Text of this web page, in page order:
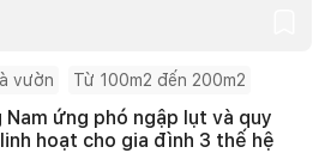
vườn Từ 100m2 đến 200m2
Nam ứng phó ngập lụt và quy
hoạt cho gia đình 3 thế hệ